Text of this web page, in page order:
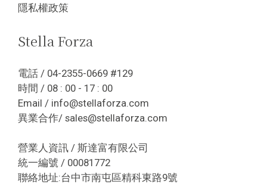
隱私權政策
Stella Forza
電話 / 04-2355-0669 #129
時間 / 08 : 00 - 17 : 00
Email / info@stellaforza.com
異業合作/ sales@stellaforza.com
營業人資訊 / 斯達富有限公司
統一編號 / 00081772
聯絡地址:台中市南屯區精科東路9號